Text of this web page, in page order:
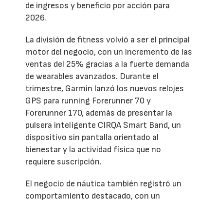
de ingresos y beneficio por acción para
2026.
La división de fitness volvió a ser el principal
motor del negocio, con un incremento de las
ventas del 25% gracias a la fuerte demanda
de wearables avanzados. Durante el
trimestre, Garmin lanzó los nuevos relojes
GPS para running Forerunner 70 y
Forerunner 170, además de presentar la
pulsera inteligente CIRQA Smart Band, un
dispositivo sin pantalla orientado al
bienestar y la actividad física que no
requiere suscripción.
El negocio de náutica también registró un
comportamiento destacado, con un